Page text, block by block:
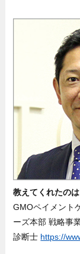
教えてくれたの
GMOペイメント
ーズ本部 戦略事
診断士 https://